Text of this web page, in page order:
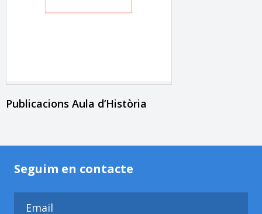
Publicacions Aula d’Història
Seguim en contacte